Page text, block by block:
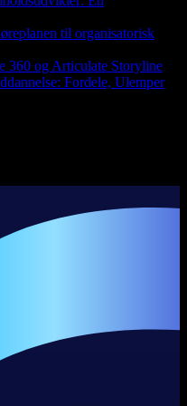
til organisatorisk
360 og Articulate Storyline
Fordele, Ulemper